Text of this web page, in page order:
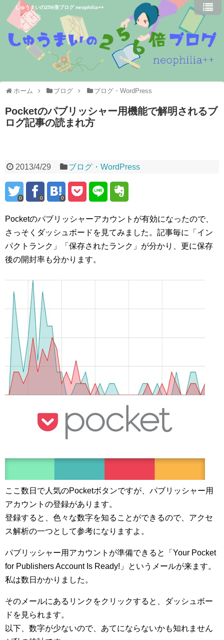
しゅうまいの256倍ブログ neophilia++
ホーム ブログ ブログ・WordPress
Pocketのパブリッシャー用機能で解明されるブ
ログ記事の読まれ方
2013/4/29 ブログ・WordPress
0 0 0
Pocketのパブリッシャーアカウントが有効になったので、
さっそくダッシュボードを見てみました。記事毎に「イン
パクトランク」「保存されたランク」が分かり、更に保存
後の開封率も分かります。
ここ数日で人気のPocketボタンですが、パブリッシャー用
アカウントの登録があります。
登録すると、色々な数字を知ることができるので、アクセ
ス解析の一つとして参考になりますよ。
パブリッシャー用アカウントが準備できると「Your Pocket
for Publishers Account Is Ready!」というメールが来ます。
私は数日かかりました。
そのメールにあるリンクをクリックすると、ダッシュボー
ドを見られます。
以下、数字が少ないので、あてにならないかも知れません